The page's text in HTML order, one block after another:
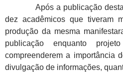
Após a publicação desta
dez acadêmicos que tiveram
produção da mesma
publicação enquanto
compreenderem a importância
divulgação de informações,